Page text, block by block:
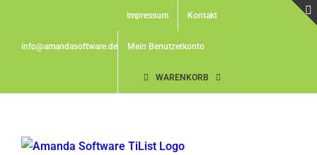
contentinfo@amandasoftware.de
Impressum Kontakt
Mein Benutzerkonto
WARENKORB